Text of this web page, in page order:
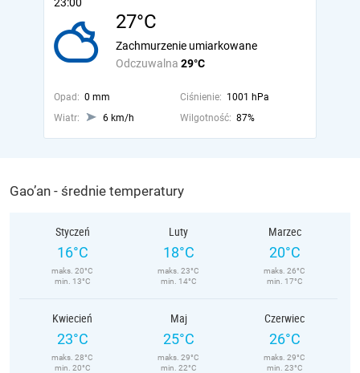
27°C
Odczuwalna 29°C
Zachmurzenie umiarkowane
Opad: 0 mm Ciśnienie: 1001 hPa
Wiatr:
6 km/h Wilgotność: 87%
Gao’an - średnie temperatury
Styczeń
16°C
maks. 20°C
min. 13°C
Luty
18°C
maks. 23°C
min. 14°C
Marzec
20°C
maks. 26°C
min. 17°C
Kwiecień
23°C
maks. 28°C
min. 20°C
Maj
25°C
maks. 29°C
min. 22°C
Czerwiec
26°C
maks. 29°C
min. 23°C